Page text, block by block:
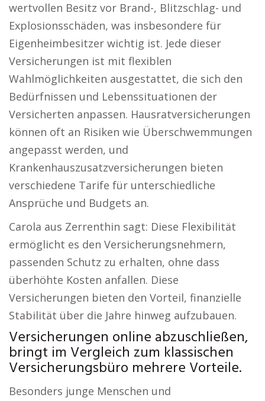
wertvollen Besitz vor Brand-, Blitzschlag- und
Explosionsschäden, was insbesondere für
Eigenheimbesitzer wichtig ist. Jede dieser
Versicherungen ist mit flexiblen
Wahlmöglichkeiten ausgestattet, die sich den
Bedürfnissen und Lebenssituationen der
Versicherten anpassen. Hausratversicherungen
können oft an Risiken wie Überschwemmungen
angepasst werden, und
Krankenhauszusatzversicherungen bieten
verschiedene Tarife für unterschiedliche
Ansprüche und Budgets an.
Carola aus Zerrenthin sagt: Diese Flexibilität
ermöglicht es den Versicherungsnehmern,
passenden Schutz zu erhalten, ohne dass
überhöhte Kosten anfallen. Diese
Versicherungen bieten den Vorteil, finanzielle
Stabilität über die Jahre hinweg aufzubauen.
Versicherungen online abzuschließen,
bringt im Vergleich zum klassischen
Versicherungsbüro mehrere Vorteile.
Besonders junge Menschen und